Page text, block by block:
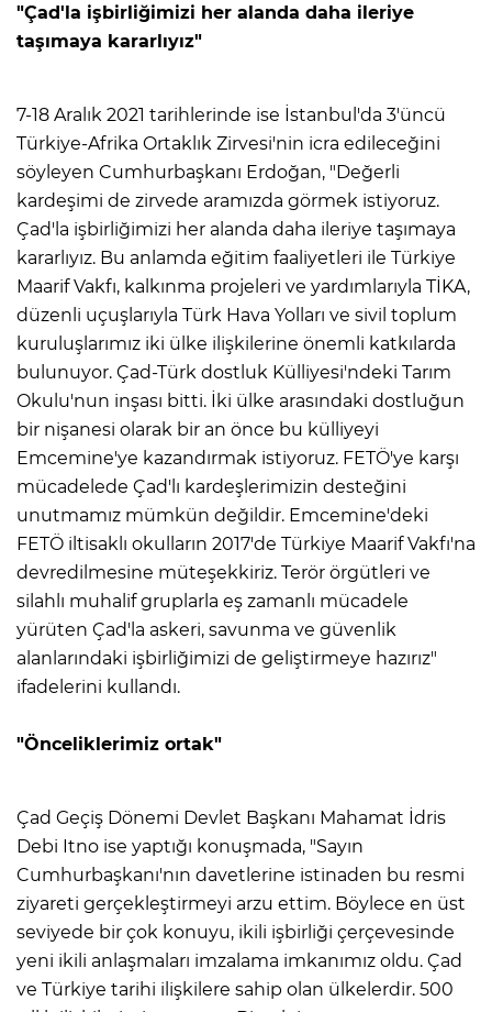
"Çad'la işbirliğimizi her alanda daha ileriye
taşımaya kararlıyız"
7-18 Aralık 2021 tarihlerinde ise İstanbul'da 3'üncü
Türkiye-Afrika Ortaklık Zirvesi'nin icra edileceğini
söyleyen Cumhurbaşkanı Erdoğan, "Değerli
kardeşimi de zirvede aramızda görmek istiyoruz.
Çad'la işbirliğimizi her alanda daha ileriye taşımaya
kararlıyız. Bu anlamda eğitim faaliyetleri ile Türkiye
Maarif Vakfı, kalkınma projeleri ve yardımlarıyla TİKA,
düzenli uçuşlarıyla Türk Hava Yolları ve sivil toplum
kuruluşlarımız iki ülke ilişkilerine önemli katkılarda
bulunuyor. Çad-Türk dostluk Külliyesi'ndeki Tarım
Okulu'nun inşası bitti. İki ülke arasındaki dostluğun
bir nişanesi olarak bir an önce bu külliyeyi
Emcemine'ye kazandırmak istiyoruz. FETÖ'ye karşı
mücadelede Çad'lı kardeşlerimizin desteğini
unutmamız mümkün değildir. Emcemine'deki
FETÖ iltisaklı okulların 2017'de Türkiye Maarif Vakfı'na
devredilmesine müteşekkiriz. Terör örgütleri ve
silahlı muhalif gruplarla eş zamanlı mücadele
yürüten Çad'la askeri, savunma ve güvenlik
alanlarındaki işbirliğimizi de geliştirmeye hazırız"
ifadelerini kullandı.
"Önceliklerimiz ortak"
Çad Geçiş Dönemi Devlet Başkanı Mahamat İdris
Debi Itno ise yaptığı konuşmada, "Sayın
Cumhurbaşkanı'nın davetlerine istinaden bu resmi
ziyareti gerçekleştirmeyi arzu ettim. Böylece en üst
seviyede bir çok konuyu, ikili işbirliği çerçevesinde
yeni ikili anlaşmaları imzalama imkanımız oldu. Çad
ve Türkiye tarihi ilişkilere sahip olan ülkelerdir. 500